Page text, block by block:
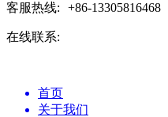
客服热线: +86-13305816468
在线联系:
首页
关于我们